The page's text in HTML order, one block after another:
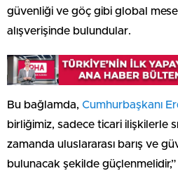
güvenliği ve göç gibi global
alışverişinde bulundular.
Bu bağlamda, Cumhurbaşkanı
birliğimiz, sadece ticari ilişkilerle
zamanda uluslararası barış ve
bulunacak şekilde